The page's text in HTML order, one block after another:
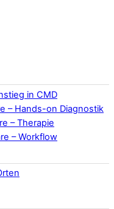
in CMD
– Hands-on Diagnostik
– Therapie
– Workflow